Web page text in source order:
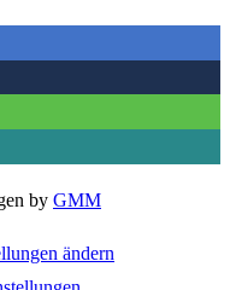
by GMM
ändern